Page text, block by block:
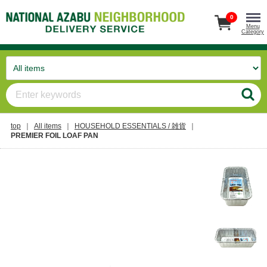
0
Menu
Category
top All items
HOUSEHOLD ESSENTIALS / 雑貨
PREMIER FOIL LOAF PAN